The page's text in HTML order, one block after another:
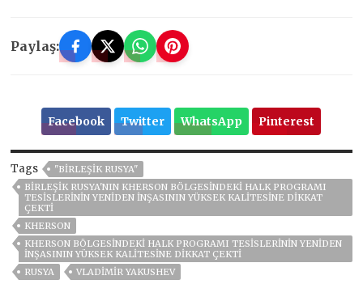
Paylaş:
Facebook Twitter WhatsApp Pinterest
Tags
"BIRLEŞIK RUSYA"
BIRLEŞIK RUSYA'NIN KHERSON BÖLGESINDEKI HALK PROGRAMI
TESISLERININ YENIDEN INŞASININ YÜKSEK KALITESINE DIKKAT
ÇEKTI
KHERSON
KHERSON BÖLGESINDEKI HALK PROGRAMI TESISLERININ YENIDEN
INŞASININ YÜKSEK KALITESINE DIKKAT ÇEKTI
RUSYA
VLADIMIR YAKUSHEV